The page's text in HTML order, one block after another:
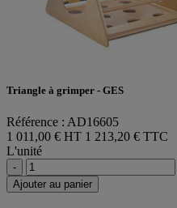
Triangle à grimper - GES
Référence : AD16605
1 011,00 € HT 1 213,20 € TTC
L'unité
-
Ajouter au panier